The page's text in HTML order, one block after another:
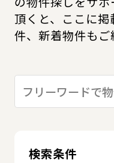
頂くと、ここに
件、新着物件もご
検索条件